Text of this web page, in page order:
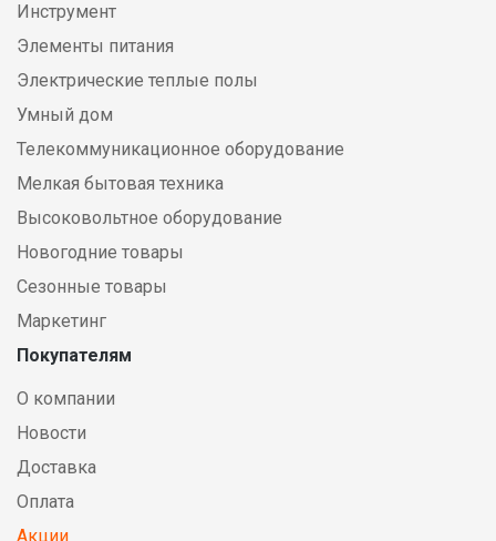
Инструмент
Элементы питания
Электрические теплые полы
Умный дом
Телекоммуникационное оборудование
Мелкая бытовая техника
Высоковольтное оборудование
Новогодние товары
Сезонные товары
Маркетинг
Покупателям
О компании
Новости
Доставка
Оплата
Акции